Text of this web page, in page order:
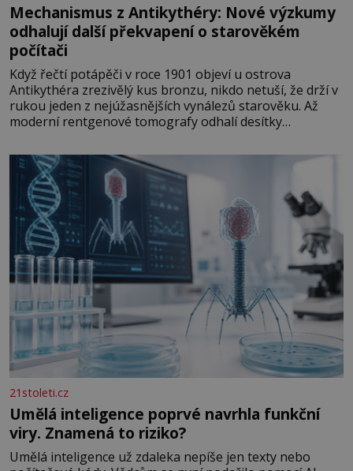
Mechanismus z Antikythéry: Nové výzkumy
odhalují další překvapení o starověkém
počítači
Když řečtí potápěči v roce 1901 objeví u ostrova
Antikythéra zrezivělý kus bronzu, nikdo netuší, že drží v
rukou jeden z nejúžasnějších vynálezů starověku. Až
moderní rentgenové tomografy odhalí desítky
Antikythéry je dnes považován za nejstarší známý
analogový počítač na světě. Přesto ani po více než sto
letech výzkumu
21stoleti.cz
Umělá inteligence poprvé navrhla funkční
viry. Znamená to riziko?
Umělá inteligence už zdaleka nepíše jen texty nebo